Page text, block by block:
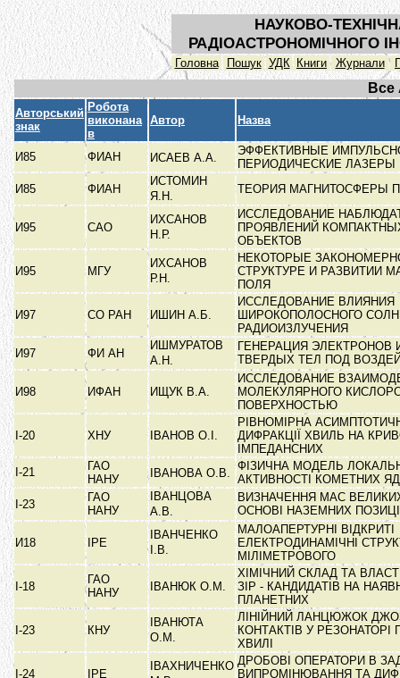
НАУКОВО-
РАДІОАСТРОНОМІЧНОГО
Головна Пошук УДК Книги Журнали
Все
Авторський
знак
Робота
виконана
в
Автор Назва
И85 ФИАН ИСАЕВ А.А.
ЭФФЕКТИВНЫЕ
ПЕРИОДИЧЕСКИЕ
И85
ФИАН
ИСТОМИН
Я.Н.
ТЕОРИЯ МАГНИТОСФЕРЫ
И95 САО
ИХСАНОВ
Н.Р.
ИССЛЕДОВАНИЕ
ПРОЯВЛЕНИЙ
ОБЪЕКТОВ
И95 МГУ
ИХСАНОВ
Р.Н.
НЕКОТОРЫЕ
СТРУКТУРЕ И РАЗВИТИИ
ПОЛЯ
И97 СО РАН ИШИН А.Б.
ИССЛЕДОВАНИЕ ВЛИЯНИЯ
ШИРОКОПОЛОСНОГО
РАДИОИЗЛУЧЕНИЯ
И97
ФИ АН
ИШМУРАТОВ
А.Н.
ГЕНЕРАЦИЯ ЭЛЕКТРОНОВ
ТВЕРДЫХ ТЕЛ ПОД
И98 ИФАН ИЩУК В.А.
ИССЛЕДОВАНИЕ
МОЛЕКУЛЯРНОГО
ПОВЕРХНОСТЬЮ
І-20 ХНУ ІВАНОВ О.І.
РІВНОМІРНА
ДИФРАКЦІЇ ХВИЛЬ НА
ІМПЕДАНСНИХ
І-21
ГАО
НАНУ
ІВАНОВА О.В.
ФІЗИЧНА МОДЕЛЬ
АКТИВНОСТІ КОМЕТНИХ
І-23
ГАО
НАНУ
ІВАНЦОВА
А.В.
ВИЗНАЧЕННЯ МАС
ОСНОВІ НАЗЕМНИХ
И18 ІРЕ
ІВАНЧЕНКО
І.В.
МАЛОАПЕРТУРНІ ВІДКРИТІ
ЕЛЕКТРОДИНАМІЧНІ
МІЛІМЕТРОВОГО
І-18
ГАО
НАНУ
ІВАНЮК О.М.
ХІМІЧНИЙ СКЛАД ТА
ЗІР - КАНДИДАТІВ НА
ПЛАНЕТНИХ
І-23 КНУ
ІВАНЮТА
О.М.
ЛІНІЙНИЙ ЛАНЦЮЖОК
КОНТАКТІВ У РЕЗОНАТОРІ
ХВИЛІ
І-24 ІРЕ
ІВАХНИЧЕНКО ДРОБОВІ ОПЕРАТОРИ В
ВИПРОМІНЮВАННЯ ТА